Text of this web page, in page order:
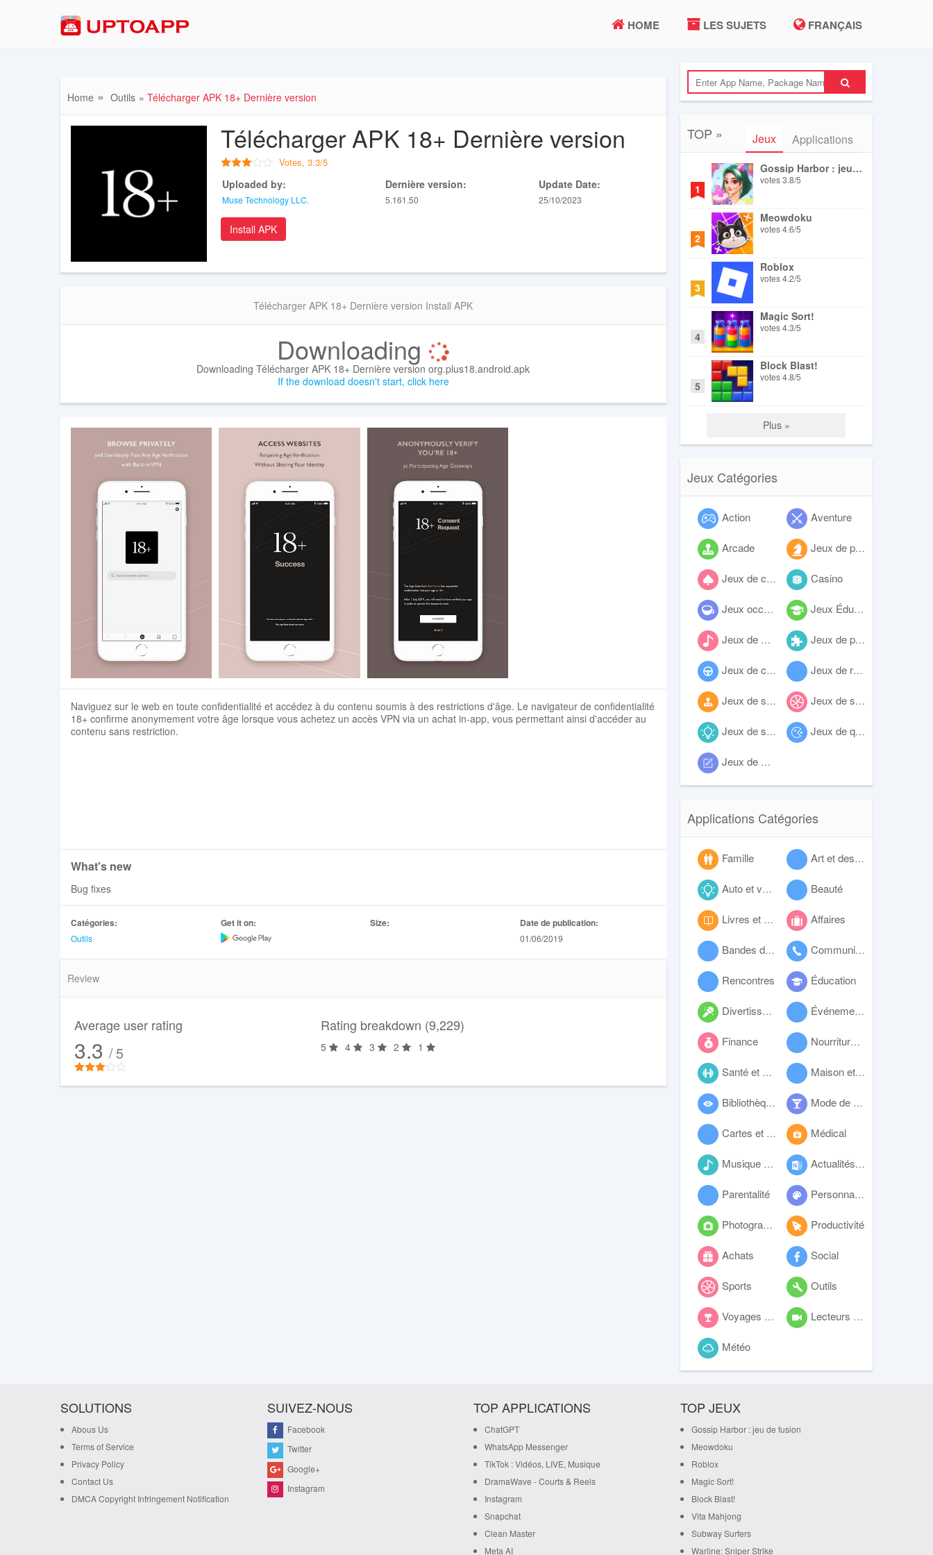
HOME LES SUJETS FRANÇAIS
Home Outils Télécharger APK 18+ Dernière version
Télécharger APK 18+ Dernière version
Votes, 3.3/5
Uploaded by: Dernière version: Update Date:
Muse Technology LLC. 5.161.50 25/10/2023
Install APK
Télécharger APK 18+ Dernière version Install APK
Downloading
Downloading Télécharger APK 18+ Dernière version org.plus18.android.apk
If the download doesn't start, click here
Naviguez sur le web en toute confidentialité et accédez à du contenu soumis à des restrictions d'âge. Le navigateur de confidentialité
18+ confirme anonymement votre âge lorsque vous achetez un accès VPN via un achat in-app, vous permettant ainsi d'accéder au
contenu sans restriction.
What's new
Bug fixes
Catégories:
Outils
Get it on: Size: Date de publication:
01/06/2019
Review
Average user rating
3.3 / 5
Rating breakdown (9,229)
5 4 3 2 1
TOP » Jeux Applications
1
Gossip Harbor : jeu de fusion
votes3.8/5
2
Meowdoku
votes4.6/5
3
Roblox
votes4.2/5
4
Magic Sort!
votes4.3/5
5
Block Blast!
votes4.8/5
Plus »
Jeux Catégories
Action Aventure
Arcade Jeux de plateau
Jeux de cartes Casino
Jeux occasionnels Jeux Éducatifs
Jeux de musique Jeux de puzzle
Jeux de course Jeux de rôle
Jeux de simulation Jeux de sport
Jeux de stratégie Jeux de quiz
Jeux de mots
Applications Catégories
Famille Art et design
Auto et véhicules Beauté
Livres et références Affaires
Bandes dessinées Communication
Rencontres Éducation
Divertissement Événements
Finance Nourriture et boissons
Santé et fitness Maison et habitat
Bibliothèques et démo Mode de vie
Cartes et navigation Médical
Musique et audio Actualités et magazines
Parentalité Personnalisation
Photographie Productivité
Achats Social
Sports Outils
Voyages et local Lecteurs vidéo
Météo
SOLUTIONS
Abous Us
Terms of Service
Privacy Policy
Contact Us
DMCA Copyright Infringement Notification
SUIVEZ-NOUS
Facebook
Twitter
Google+
Instagram
TOP APPLICATIONS
ChatGPT
WhatsApp Messenger
TikTok : Vidéos, LIVE, Musique
DramaWave - Courts & Reels
Instagram
Snapchat
Clean Master
Meta AI
TOP JEUX
Gossip Harbor : jeu de fusion
Meowdoku
Roblox
Magic Sort!
Block Blast!
Vita Mahjong
Subway Surfers
Warline: Sniper Strike